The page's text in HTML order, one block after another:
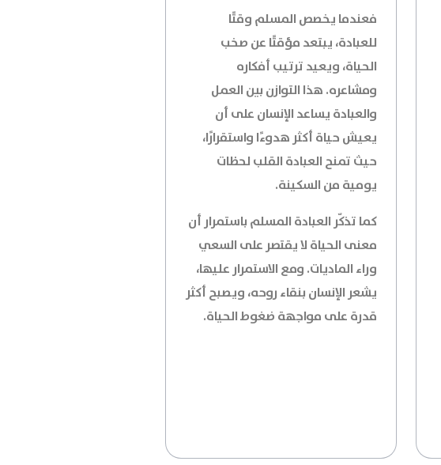
فعندما يخصص المسلم وقتًا
للعبادة، يبتعد مؤقتًا عن صخب
الحياة، ويعيد ترتيب أفكاره
ومشاعره. هذا التوازن بين العمل
والعبادة يساعد الإنسان على أن
يعيش حياة أكثر هدوءًا واستقرارًا،
حيث تمنح العبادة القلب لحظات
يومية من السكينة.
كما تذكّر العبادة المسلم باستمرار أن
معنى الحياة لا يقتصر على السعي
وراء الماديات. ومع الاستمرار عليها،
يشعر الإنسان بنقاء روحه، ويصبح أكثر
قدرة على مواجهة ضغوط الحياة.